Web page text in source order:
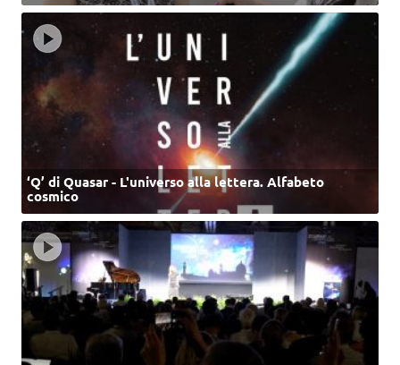
‘Q’ di Quasar - L'universo alla lettera. Alfabeto
cosmico